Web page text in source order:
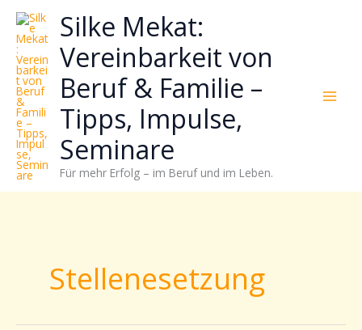
Zum
Inhalt
springen
Silke Mekat:
Vereinbarkeit von
Beruf & Familie –
Tipps, Impulse,
Seminare
Für mehr Erfolg – im Beruf und im Leben.
Stellenesetzung
wie
sich
Stress
reduzieren
Energie
gezielter
einsetzen
lässt?
Einfach